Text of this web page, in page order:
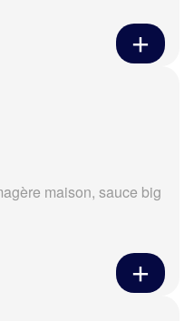
maison, sauce big